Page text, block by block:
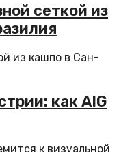
сеткой из
из кашпо в Сан-
как AIG
к визуальной